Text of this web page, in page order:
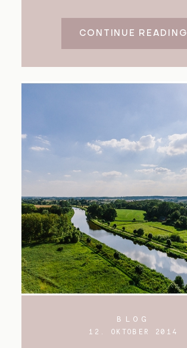
CONTINUE READING
BLOG
12. OKTOBER 2014